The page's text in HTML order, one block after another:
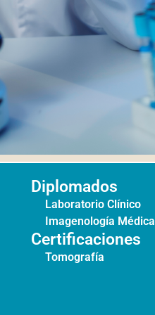
Diplomados
Laboratorio Clínico
Imagenología Médica
Certificaciones
Tomografía